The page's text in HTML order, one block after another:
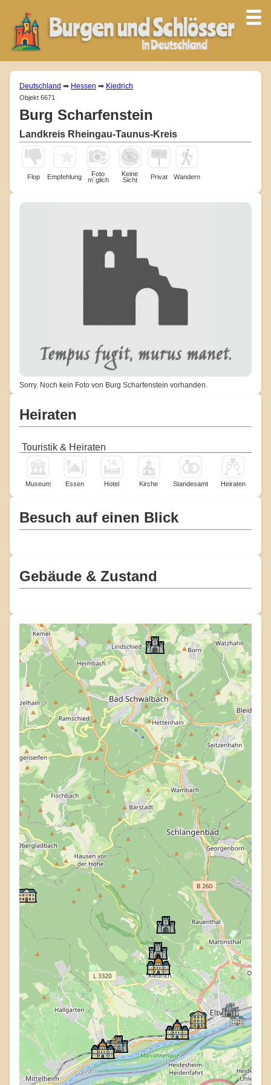
Deutschland ➡ Hessen ➡ Kiedrich
Objekt 6671
Burg Scharfenstein
Landkreis Rheingau-Taunus-Kreis
Flop Empfehlung
Foto
m¨glich
Keine
Sicht
Privat Wandern
Sorry. Noch kein Foto von Burg Scharfenstein vorhanden.
Heiraten
Touristik & Heiraten
Museum Essen Hotel Kirche Standesamt Heiraten
Besuch auf einen Blick
Gebäude & Zustand